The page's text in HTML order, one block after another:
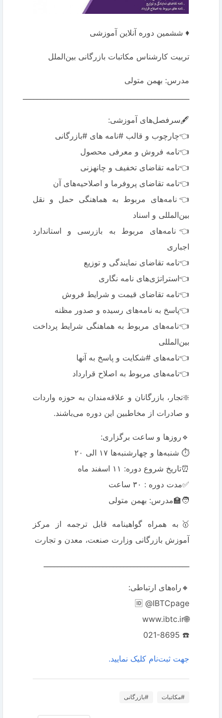
♦️ ششمین دوره آنلاین آموزشی
تربیت کارشناس مکاتبات بازرگانی بین‌الملل
مدرس: بهمن متولی
🖋️سرفصل‌های آموزشی:
👈چارچوب و قالب #نامه های #بازرگانى
👈نامه فروش و معرفی محصول
👈نامه تقاضای تخفیف و چانه‎زنی
👈نامه تقاضای پروفرما و اصلاحیه‌های آن
👈نامه‌های مربوط به هماهنگی حمل و نقل
بین‌المللی و اسناد
👈نامه‌های مربوط به بازرسی و استاندارد
اجباری
👈نامه تقاضای نمایندگی و توزیع
👈استراتژی‌های نامه نگاری
👈نامه تقاضای قیمت و شرایط فروش
👈پاسخ به نامه‌های رسیده و صدور مظنه
👈نامه‌های مربوط به هماهنگی شرایط پرداخت
بین‌المللی
👈نامه‌های #شکایت و پاسخ به آنها
👈نامه‌های مربوط به اصلاح قرارداد
❇️تجار، بازرگانان و علاقه‌مندان به حوزه واردات
و صادرات از مخاطبین این دوره می‌باشند.
🔹روزها و ساعت برگزاری:
⏱ شنبه‌ها و چهارشنبه‌ها ۱۷ الی ۲۰
✅مدت دوره : ۳۰ ساعت
🧑‍🏫مدرس: بهمن متولی
🥇به همراه گواهینامه قابل ترجمه از مرکز
آموزش بازرگانی وزارت صنعت، معدن و تجارت
🔸راه‌های ارتباطی:
🆔 @IBTCpage
🌐www.ibtc.ir
☎️ 021-8695
جهت ثبت‌نام کلیک نمایید.
#مکاتبات #بازرگانی